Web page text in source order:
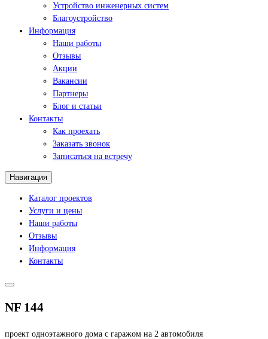
Устройство инженерных систем
Благоустройство
Информация
Наши работы
Отзывы
Акции
Вакансии
Партнеры
Блог и статьи
Контакты
Как проехать
Заказать звонок
Записаться на встречу
Навигация
Каталог проектов
Услуги и цены
Наши работы
Отзывы
Информация
Контакты
NF 144
проект одноэтажного дома с гаражом на 2 автомобиля